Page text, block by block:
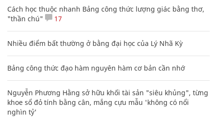
Cách học thuộc nhanh Bảng công thức lượng giác bằng thơ,
"thần chú"
17
Nhiều điểm bất thường ở bằng đại học của Lý Nhã Kỳ
Bảng công thức đạo hàm nguyên hàm cơ bản cần nhớ
Nguyễn Phương Hằng sở hữu khối tài sản "siêu khủng", từng
khoe sổ đỏ tính bằng cân, mắng cựu mẫu 'không có nổi
nghìn tỷ'